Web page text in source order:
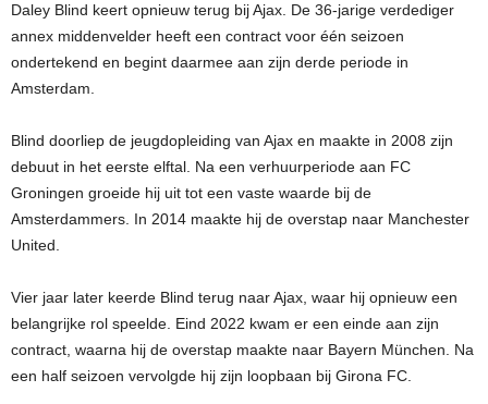
Daley Blind keert opnieuw terug bij Ajax. De 36-jarige verdediger
annex middenvelder heeft een contract voor één seizoen
ondertekend en begint daarmee aan zijn derde periode in
Amsterdam.
Blind doorliep de jeugdopleiding van Ajax en maakte in 2008 zijn
debuut in het eerste elftal. Na een verhuurperiode aan FC
Groningen groeide hij uit tot een vaste waarde bij de
Amsterdammers. In 2014 maakte hij de overstap naar Manchester
United.
Vier jaar later keerde Blind terug naar Ajax, waar hij opnieuw een
belangrijke rol speelde. Eind 2022 kwam er een einde aan zijn
contract, waarna hij de overstap maakte naar Bayern München. Na
een half seizoen vervolgde hij zijn loopbaan bij Girona FC.